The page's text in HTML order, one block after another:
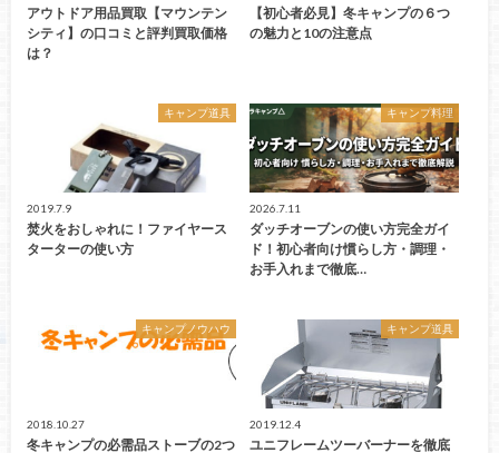
アウトドア用品買取【マウンテン
シティ】の口コミと評判買取価格
は？
【初心者必見】冬キャンプの６つ
の魅力と10の注意点
キャンプ道具
2019.7.9
焚火をおしゃれに！ファイヤース
ターターの使い方
キャンプ料理
2026.7.11
ダッチオーブンの使い方完全ガイ
ド！初心者向け慣らし方・調理・
お手入れまで徹底…
キャンプノウハウ
2018.10.27
冬キャンプの必需品ストーブの2つ
キャンプ道具
2019.12.4
ユニフレームツーバーナーを徹底